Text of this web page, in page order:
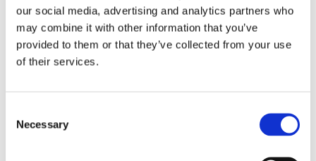
our social media, advertising and analytics partners who
may combine it with other information that you’ve
provided to them or that they’ve collected from your use
of their services.
Selection
Necessary
THÔNG CÁO BÁO CHÍ
OctoCore được nêu trong Sách Công nghệ xanh
Sách Công nghệ Xanh của WIPO , một nguồn tài nguyên quan
trọng cho các giải pháp công nghệ năng lượng giải quyết vấn